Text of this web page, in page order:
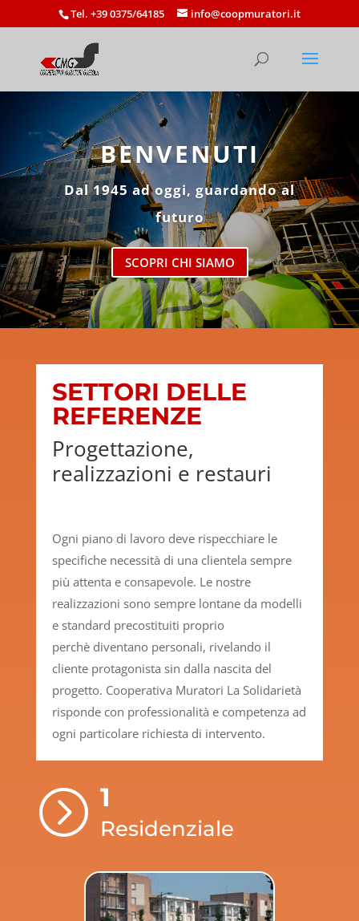
Tel. +39 0375/64185 info@coopmuratori.it
BENVENUTI
Dal 1945 ad oggi, guardando al
futuro
SCOPRI CHI SIAMO
SETTORI DELLE
REFERENZE
Progettazione,
realizzazioni e restauri
Ogni piano di lavoro deve rispecchiare le
specifiche necessità di una clientela sempre
più attenta e consapevole. Le nostre
realizzazioni sono sempre lontane da modelli
e standard precostituiti proprio
perchè diventano personali, rivelando il
cliente protagonista sin dalla nascita del
progetto. Cooperativa Muratori La Solidarietà
risponde con professionalità e competenza ad
ogni particolare richiesta di intervento.
= 1
Residenziale